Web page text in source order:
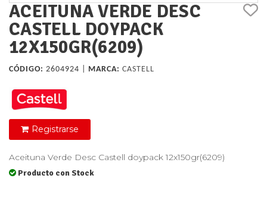
ACEITUNA VERDE DESC
CASTELL DOYPACK
12X150GR(6209)
CÓDIGO: 2604924 | MARCA: CASTELL
Registrarse
Aceituna Verde Desc Castell doypack 12x150gr(6209)
Producto con Stock